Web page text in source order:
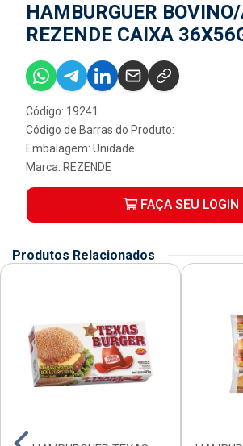
HAMBURGUER
REZENDE CAIXA
Código: 19241
Código de Barras do Produto:
Embalagem: Unidade
Marca: REZENDE
FAÇA SEU LOGIN
Produtos Relacionados